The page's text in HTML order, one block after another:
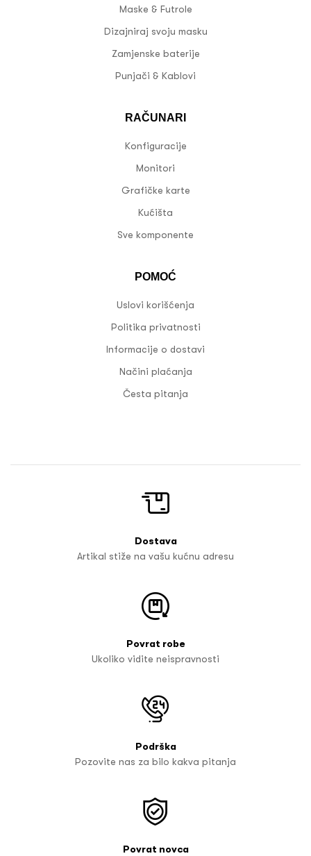
Maske & Futrole
Dizajniraj svoju masku
Zamjenske baterije
Punjači & Kablovi
RAČUNARI
Konfiguracije
Monitori
Grafičke karte
Kućišta
Sve komponente
POMOĆ
Uslovi korišćenja
Politika privatnosti
Informacije o dostavi
Načini plaćanja
Česta pitanja
Dostava
Artikal stiže na vašu kućnu adresu
Povrat robe
Ukoliko vidite neispravnosti
Podrška
Pozovite nas za bilo kakva pitanja
Povrat novca